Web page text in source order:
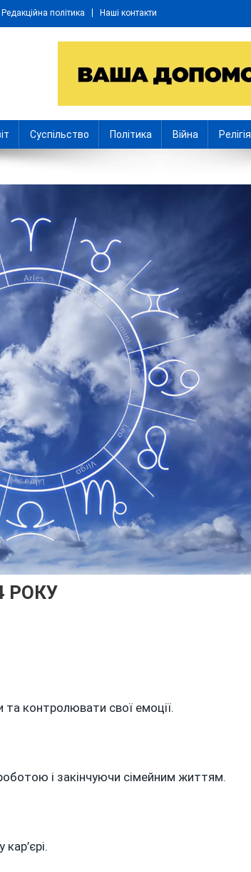
Редакційна політика Наші контакти
Суспільство Політика Війна Релігія
РОКУ
контролювати свої емоції.
і закінчуючи сімейним життям.